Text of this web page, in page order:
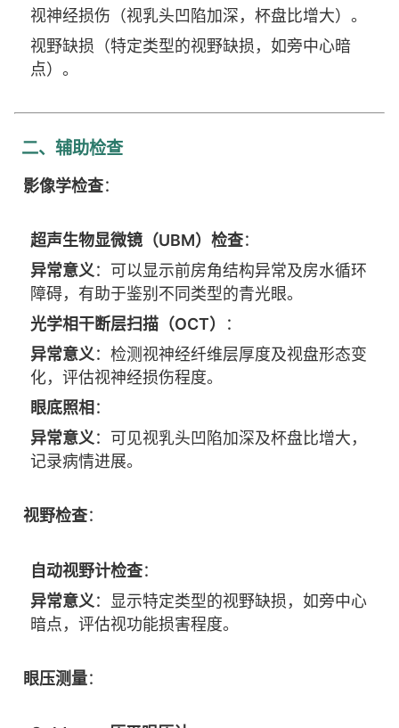
视神经损伤（视乳头凹陷加深，杯盘比增大）。
视野缺损（特定类型的视野缺损，如旁中心暗
点）。
二、辅助检查
影像学检查：
超声生物显微镜（UBM）检查：
异常意义：可以显示前房角结构异常及房水循环
障碍，有助于鉴别不同类型的青光眼。
光学相干断层扫描（OCT）
：
异常意义：检测视神经纤维层厚度及视盘形态变
化，评估视神经损伤程度。
眼底照相 ：
异常意义：可见视乳头凹陷加深及杯盘比增大，
记录病情进展。
视野检查：
自动视野计检查：
异常意义：显示特定类型的视野缺损，如旁中心
暗点，评估视功能损害程度。
眼压测量：